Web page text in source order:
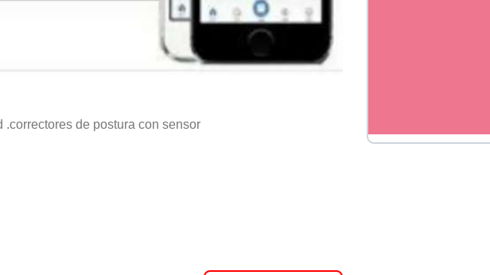
de postura con sensor